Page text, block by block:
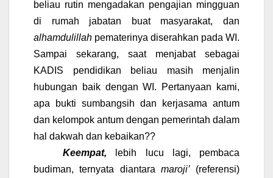
beliau rutin mengadakan pengajian mingguan
di rumah jabatan buat masyarakat, dan
alhamdulillah pematerinya diserahkan pada WI.
Sampai sekarang, saat menjabat sebagai
KADIS pendidikan beliau masih menjalin
hubungan baik dengan WI. Pertanyaan kami,
apa bukti sumbangsih dan kerjasama antum
dan kelompok antum dengan pemerintah dalam
hal dakwah dan kebaikan??
Keempat, lebih lucu lagi, pembaca
budiman, ternyata diantara maroji’(referensi)